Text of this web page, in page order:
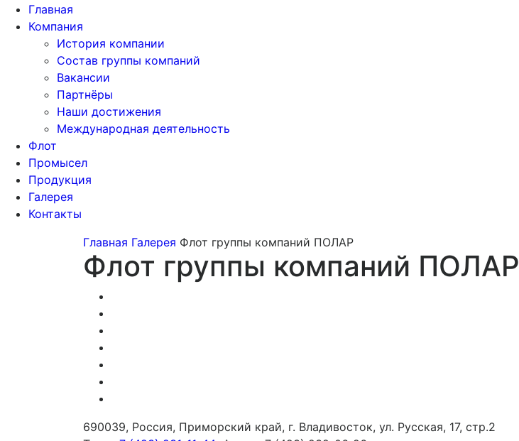
Главная
Компания
История компании
Состав группы компаний
Вакансии
Партнёры
Наши достижения
Международная деятельность
Флот
Промысел
Продукция
Галерея
Контакты
Главная Галерея Флот группы компаний ПОЛАР
Флот группы компаний ПОЛАР
690039, Россия, Приморский край, г. Владивосток, ул. Русская, 17, стр.2